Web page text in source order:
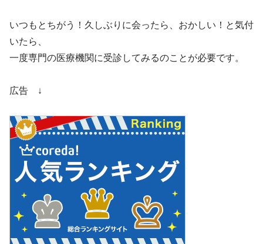
いつもとちがう！久しぶりに会ったら、おかしい！と気付
いたら、
一度専門の医療機関に受診してみるのことが必要です。
広告 ↓